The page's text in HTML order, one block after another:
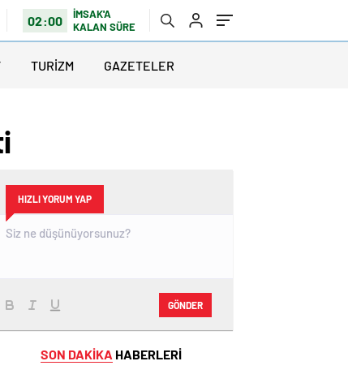
02:00
İMSAK'A
KALAN SÜRE
TURİZM GAZETELER
HIZLI YORUM YAP
GÖNDER
SON DAKİKA HABERLERİ